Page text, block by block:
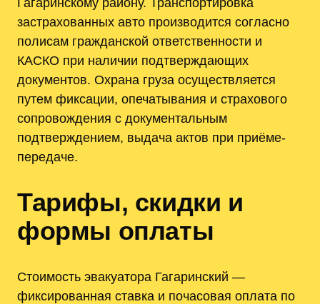
застрахованных авто производится согласно
полисам гражданской ответственности и
КАСКО при наличии подтверждающих
документов. Охрана груза осуществляется
путем фиксации, опечатывания и страхового
сопровождения с документальным
подтверждением, выдача актов при приёме-
передаче.
Тарифы, скидки и
формы оплаты
Стоимость эвакуатора Гагаринский —
фиксированная ставка и почасовая оплата по